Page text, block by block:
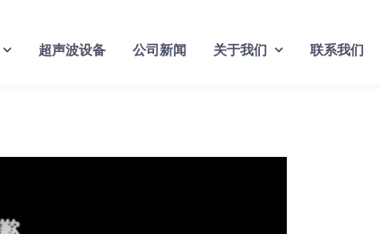
超声波设备 公司新闻 关于我们 联系我们